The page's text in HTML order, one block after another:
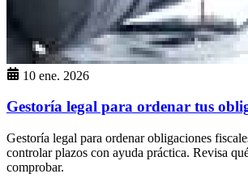
10 ene. 2026
Gestoría legal para ordenar tus
Gestoría legal para ordenar obligaciones
controlar plazos con ayuda práctica. Revisa
comprobar.